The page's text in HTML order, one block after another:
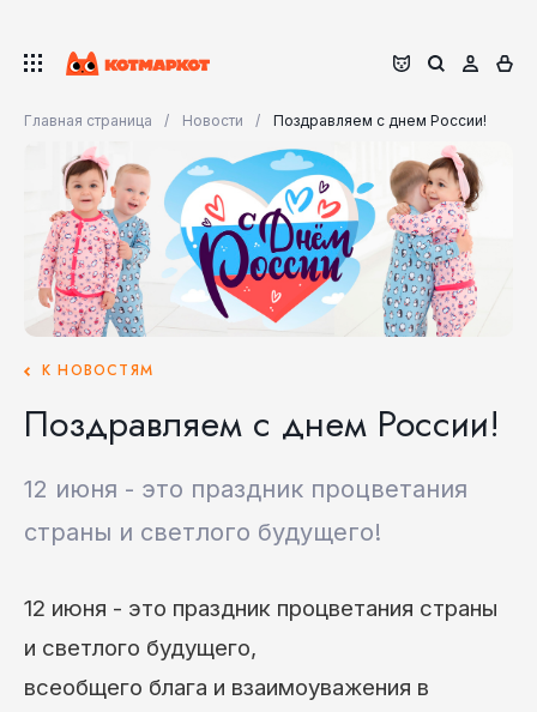
Главная страница Новости Поздравляем с днем России!
К НОВОСТЯМ
Поздравляем с днем России!
12 июня - это праздник процветания
страны и светлого будущего!
12 июня - это праздник процветания страны
и светлого будущего,
всеобщего блага и взаимоуважения в